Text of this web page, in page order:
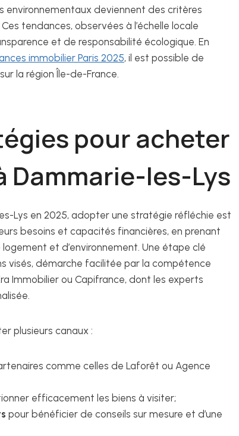
environnementaux deviennent des critères
tendances, observées à l’échelle locale
et de responsabilité écologique. En
immobilier Paris 2025, il est possible de
la région Île-de-France.
pour acheter
Dammarie-les-Lys
Lys en 2025, adopter une stratégie réfléchie est
besoins et capacités financières, en prenant
et d’environnement. Une étape clé
visés, démarche facilitée par la compétence
Immobilier ou Capifrance, dont les experts
plusieurs canaux :
comme celles de Laforêt ou Agence
efficacement les biens à visiter;
pour bénéficier de conseils sur mesure et d’une